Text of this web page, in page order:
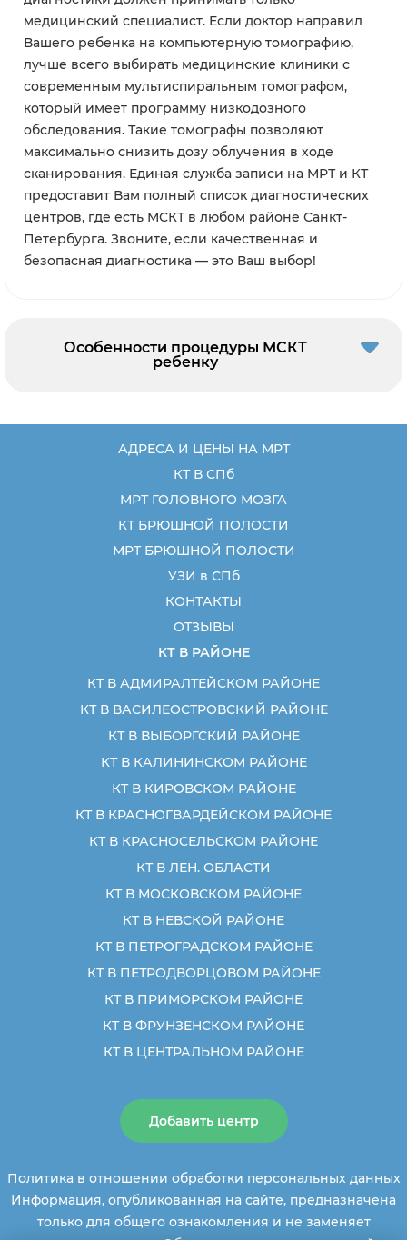
медицинский специалист. Если доктор направил
Вашего ребенка на компьютерную томографию,
лучше всего выбирать медицинские клиники с
современным мультиспиральным томографом,
который имеет программу низкодозного
обследования. Такие томографы позволяют
максимально снизить дозу облучения в ходе
сканирования. Единая служба записи на МРТ и КТ
предоставит Вам полный список диагностических
центров, где есть МСКТ в любом районе Санкт-
Петербурга. Звоните, если качественная и
безопасная диагностика — это Ваш выбор!
Особенности процедуры МСКТ
ребенку
АДРЕСА И ЦЕНЫ НА МРТ
КТ В СПб
МРТ ГОЛОВНОГО МОЗГА
КТ БРЮШНОЙ ПОЛОСТИ
МРТ БРЮШНОЙ ПОЛОСТИ
УЗИ в СПб
КОНТАКТЫ
ОТЗЫВЫ
КТ В РАЙОНЕ
КТ В АДМИРАЛТЕЙСКОМ РАЙОНЕ
КТ В ВАСИЛЕОСТРОВСКИЙ РАЙОНЕ
КТ В ВЫБОРГСКИЙ РАЙОНЕ
КТ В КАЛИНИНСКОМ РАЙОНЕ
КТ В КИРОВСКОМ РАЙОНЕ
КТ В КРАСНОГВАРДЕЙСКОМ РАЙОНЕ
КТ В КРАСНОСЕЛЬСКОМ РАЙОНЕ
КТ В ЛЕН. ОБЛАСТИ
КТ В МОСКОВСКОМ РАЙОНЕ
КТ В НЕВСКОЙ РАЙОНЕ
КТ В ПЕТРОГРАДСКОМ РАЙОНЕ
КТ В ПЕТРОДВОРЦОВОМ РАЙОНЕ
КТ В ПРИМОРСКОМ РАЙОНЕ
КТ В ФРУНЗЕНСКОМ РАЙОНЕ
КТ В ЦЕНТРАЛЬНОМ РАЙОНЕ
Добавить центр
Политика в отношении обработки персональных данных
Информация, опубликованная на сайте, предназначена
только для общего ознакомления и не заменяет